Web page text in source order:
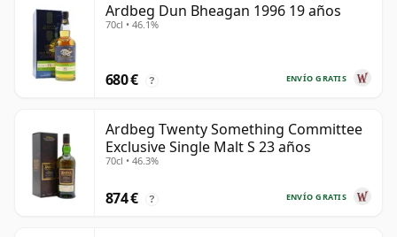
Ardbeg Dun Bheagan 1996 19 años
70cl • 46.1%
ENVÍO GRATIS
680 € ?
Ardbeg Twenty Something Committee
Exclusive Single Malt S 23 años
70cl • 46.3%
ENVÍO GRATIS
874 € ?